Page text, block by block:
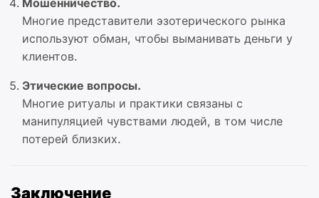
Многие представители эзотерического рынка
используют обман, чтобы выманивать деньги у
клиентов.
Этические вопросы.
Многие ритуалы и практики связаны с
манипуляцией чувствами людей, в том числе
потерей близких.
Заключение